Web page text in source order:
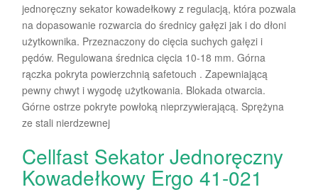
jednoręczny sekator kowadełkowy z regulacją, która pozwala
na dopasowanie rozwarcia do średnicy gałęzi jak i do dłoni
użytkownika. Przeznaczony do cięcia suchych gałęzi i
pędów. Regulowana średnica cięcia 10-18 mm. Górna
rączka pokryta powierzchnią safetouch . Zapewniającą
pewny chwyt i wygodę użytkowania. Blokada otwarcia.
Górne ostrze pokryte powłoką nieprzywierającą. Sprężyna
ze stali nierdzewnej
Cellfast Sekator Jednoręczny
Kowadełkowy Ergo 41-021